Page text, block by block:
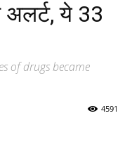
अलर्ट, ये 33
of drugs became
4591